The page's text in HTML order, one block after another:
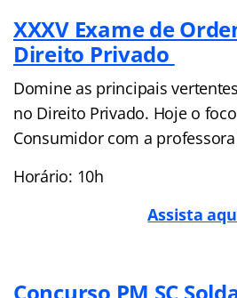
XXXV Exame de
Direito Privado
Domine as principais
no Direito Privado. Hoje o
Consumidor com a
Horário: 10h
Assista